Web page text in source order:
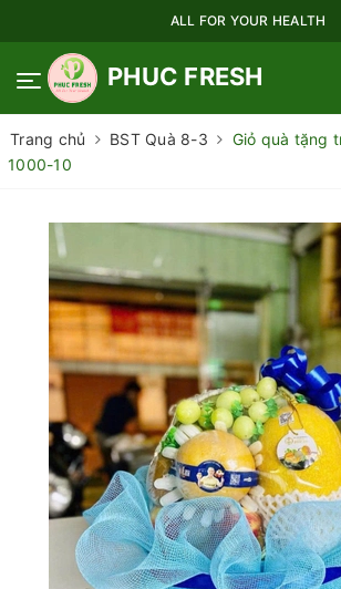
ALL FOR YOUR HEALTH
PHUC FRESH
Trang chủ BST Quà 8-3
Giỏ quà tặng
1000-10